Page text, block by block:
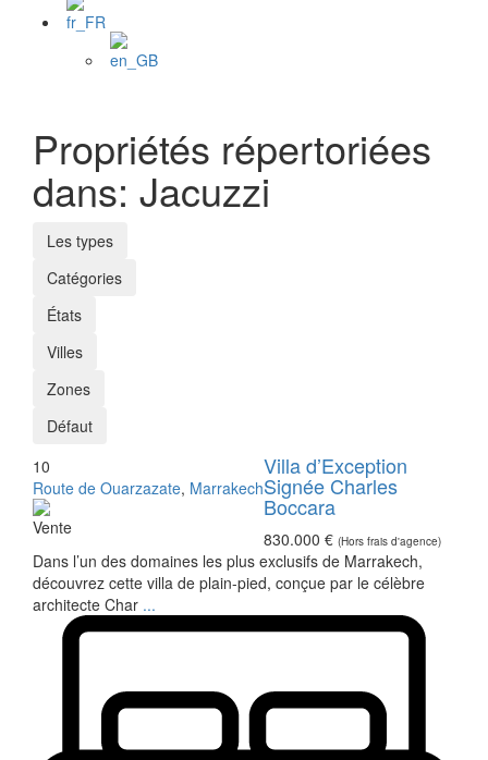
Propriétés répertoriées
dans: Jacuzzi
Les types
Catégories
États
Villes
Zones
Défaut
10
Route de Ouarzazate, Marrakech
Vente
Villa d’Exception
Signée Charles
Boccara
830.000 € (Hors frais d'agence)
Dans l’un des domaines les plus exclusifs de Marrakech,
découvrez cette villa de plain-pied, conçue par le célèbre
architecte Char ...